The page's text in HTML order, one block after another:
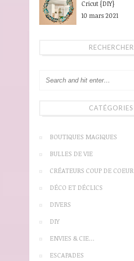
Cricut {DIY}
10 mars 2021
RECHERCHER
CATÉGORIES
BOUTIQUES MAGIQUES
BULLES DE VIE
CRÉATEURS COUP DE COEUR
DÉCO ET DÉCLICS
DIVERS
DIY
ENVIES & CIE…
ESCAPADES